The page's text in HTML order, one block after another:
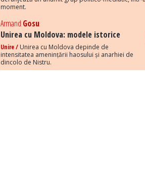
moment.
Armand Gosu
Unirea cu Moldova: modele istorice
Unire / Unirea cu Moldova depinde de
intensitatea amenințării haosului și anarhiei de
dincolo de Nistru.